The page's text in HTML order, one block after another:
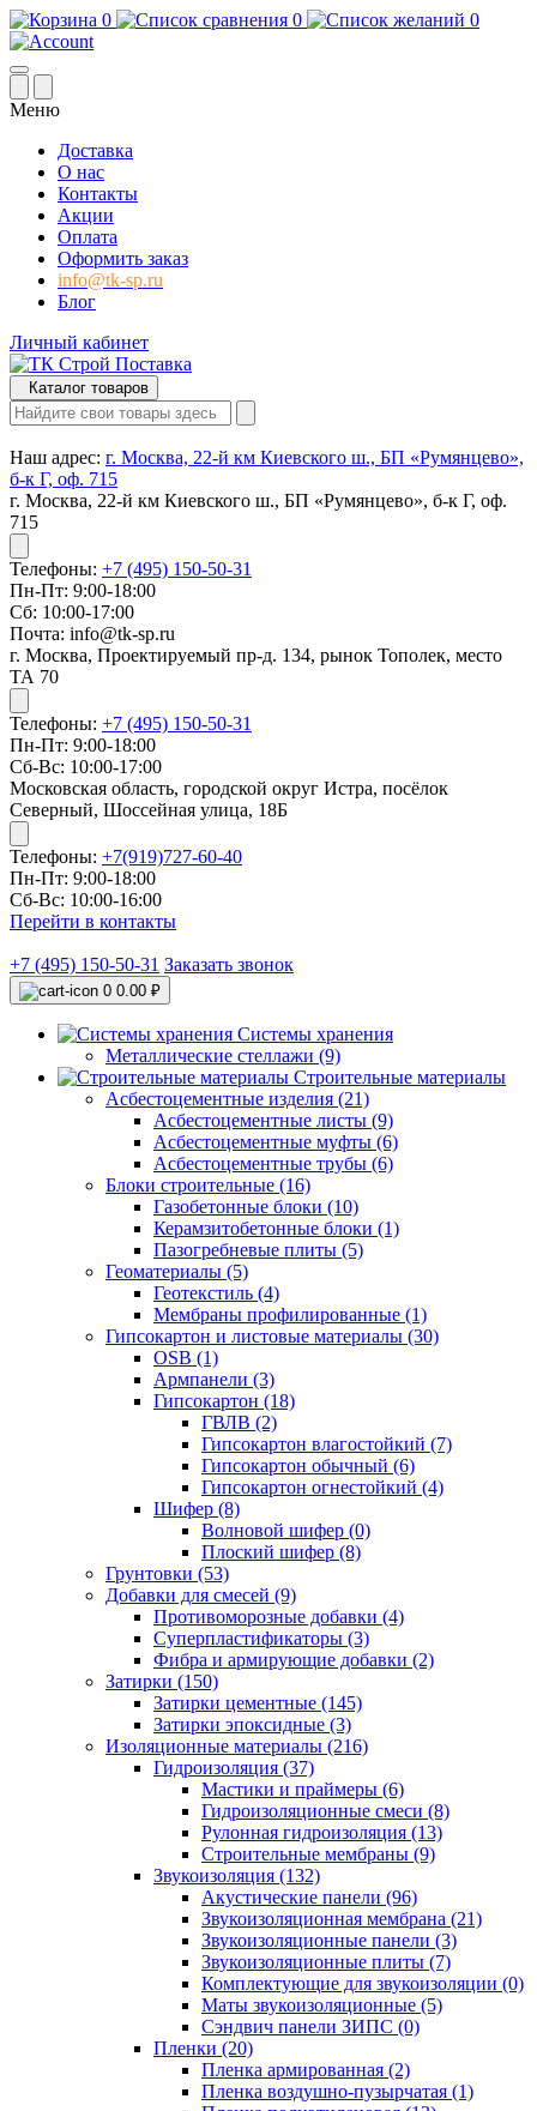
0 0 0
Меню
Доставка
О нас
Контакты
Акции
Оплата
Оформить заказ
info@tk-sp.ru
Блог
Личный кабинет
Каталог товаров
Наш адрес: г. Москва, 22-й км Киевского ш., БП «Румянцево»,
б-к Г, оф. 715
г. Москва, 22-й км Киевского ш., БП «Румянцево», б-к Г, оф.
715
Телефоны: +7 (495) 150-50-31
Пн-Пт: 9:00-18:00
Сб: 10:00-17:00
Почта: info@tk-sp.ru
г. Москва, Проектируемый пр-д. 134, рынок Тополек, место
ТА 70
Телефоны: +7 (495) 150-50-31
Пн-Пт: 9:00-18:00
Сб-Вс: 10:00-17:00
Московская область, городской округ Истра, посёлок
Северный, Шоссейная улица, 18Б
Телефоны: +7(919)727-60-40
Пн-Пт: 9:00-18:00
Сб-Вс: 10:00-16:00
Перейти в контакты
+7 (495) 150-50-31 Заказать звонок
0 0.00 ₽
Системы хранения
Металлические стеллажи (9)
Строительные материалы
Асбестоцементные изделия (21)
Асбестоцементные листы (9)
Асбестоцементные муфты (6)
Асбестоцементные трубы (6)
Блоки строительные (16)
Газобетонные блоки (10)
Керамзитобетонные блоки (1)
Пазогребневые плиты (5)
Геоматериалы (5)
Геотекстиль (4)
Мембраны профилированные (1)
Гипсокартон и листовые материалы (30)
OSB (1)
Армпанели (3)
Гипсокартон (18)
ГВЛВ (2)
Гипсокартон влагостойкий (7)
Гипсокартон обычный (6)
Гипсокартон огнестойкий (4)
Шифер (8)
Волновой шифер (0)
Плоский шифер (8)
Грунтовки (53)
Добавки для смесей (9)
Противоморозные добавки (4)
Суперпластификаторы (3)
Фибра и армирующие добавки (2)
Затирки (150)
Затирки цементные (145)
Затирки эпоксидные (3)
Изоляционные материалы (216)
Гидроизоляция (37)
Мастики и праймеры (6)
Гидроизоляционные смеси (8)
Рулонная гидроизоляция (13)
Строительные мембраны (9)
Звукоизоляция (132)
Акустические панели (96)
Звукоизоляционная мембрана (21)
Звукоизоляционные панели (3)
Звукоизоляционные плиты (7)
Комплектующие для звукоизоляции (0)
Маты звукоизоляционные (5)
Сэндвич панели ЗИПС (0)
Пленки (20)
Пленка армированная (2)
Пленка воздушно-пузырчатая (1)